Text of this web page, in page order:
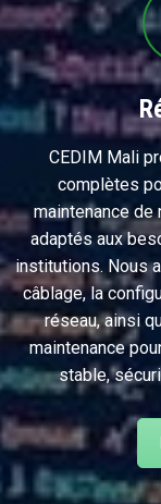
CEDIM Mali
complètes
maintenance de
adaptés aux
institutions. Nous
câblage, la
réseau, ainsi
maintenance
stable,